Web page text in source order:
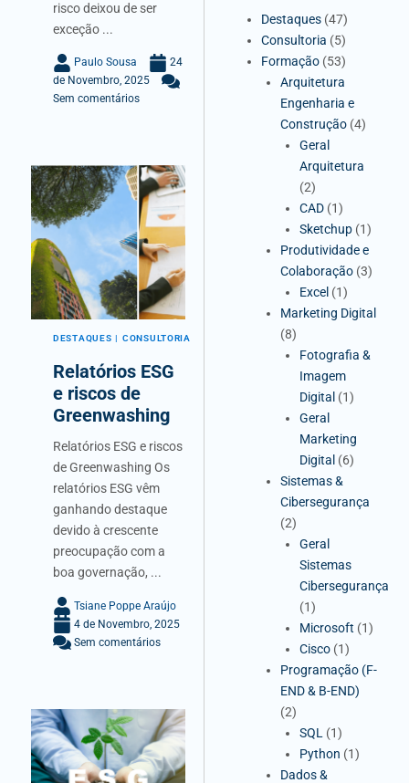
risco deixou de ser
exceção ...
Paulo Sousa
24
de Novembro, 2025
Sem comentários
DESTAQUES CONSULTORIA
Relatórios ESG
e riscos de
Greenwashing
Relatórios ESG e riscos
de Greenwashing Os
relatórios ESG vêm
ganhando destaque
devido à crescente
preocupação com a
boa governação, ...
Tsiane Poppe Araújo
4 de Novembro, 2025
Sem comentários
Destaques (47)
Consultoria (5)
Formação (53)
Arquitetura
Engenharia e
Construção (4)
Geral
Arquitetura
(2)
CAD (1)
Sketchup (1)
Produtividade e
Colaboração (3)
Excel (1)
Marketing Digital
(8)
Fotografia &
Imagem
Digital (1)
Geral
Marketing
Digital (6)
Sistemas &
Cibersegurança
(2)
Geral
Sistemas
Cibersegurança
(1)
Microsoft (1)
Cisco (1)
Programação (F-
END & B-END)
(2)
SQL (1)
Python (1)
Dados &